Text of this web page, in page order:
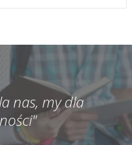
nas, my dla